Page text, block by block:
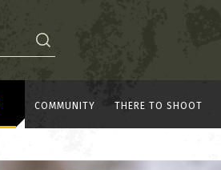
COMMUNITY THERE TO SHOOT